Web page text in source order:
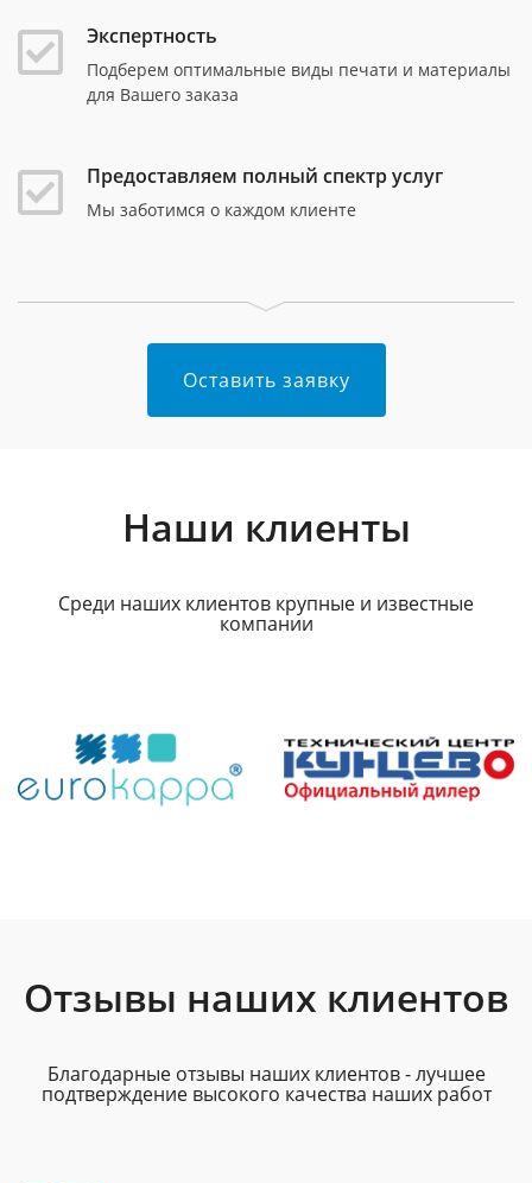
Экспертность
Подберем оптимальные виды печати и материалы
для Вашего заказа
Предоставляем полный спектр услуг
Мы заботимся о каждом клиенте
Оставить заявку
Наши клиенты
Среди наших клиентов крупные и известные
компании
Отзывы наших клиентов
Благодарные отзывы наших клиентов - лучшее
подтверждение высокого качества наших работ